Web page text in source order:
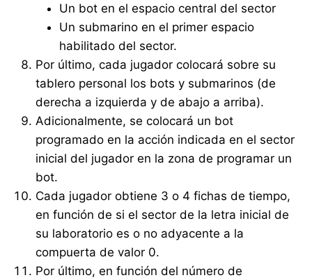
Un bot en el espacio central del sector
Un submarino en el primer espacio
habilitado del sector.
Por último, cada jugador colocará sobre su
tablero personal los bots y submarinos (de
derecha a izquierda y de abajo a arriba).
Adicionalmente, se colocará un bot
programado en la acción indicada en el sector
inicial del jugador en la zona de programar un
bot.
Cada jugador obtiene 3 o 4 fichas de tiempo,
en función de si el sector de la letra inicial de
su laboratorio es o no adyacente a la
compuerta de valor 0.
Por último, en función del número de